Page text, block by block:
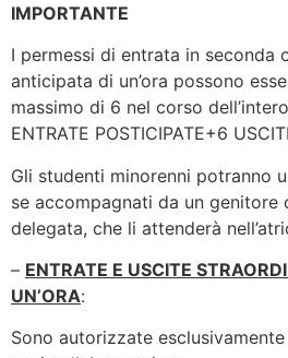
IMPORTANTE
I permessi di entrata in seconda
anticipata di un’ora possono
massimo di 6 nel corso
ENTRATE POSTICIPATE+6
Gli studenti minorenni potranno
se accompagnati da un genitore
delegata, che li attenderà
– ENTRATE E USCITE
UN’ORA:
Sono autorizzate